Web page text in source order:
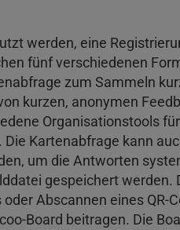
werden, eine
fünf verschiedenen
zum Sammeln
kurzen, anonymen
Organisationstools
Kartenabfrage kann
um die Antworten
gespeichert werden.
Abscannen eines QR-
Board beitragen. Die